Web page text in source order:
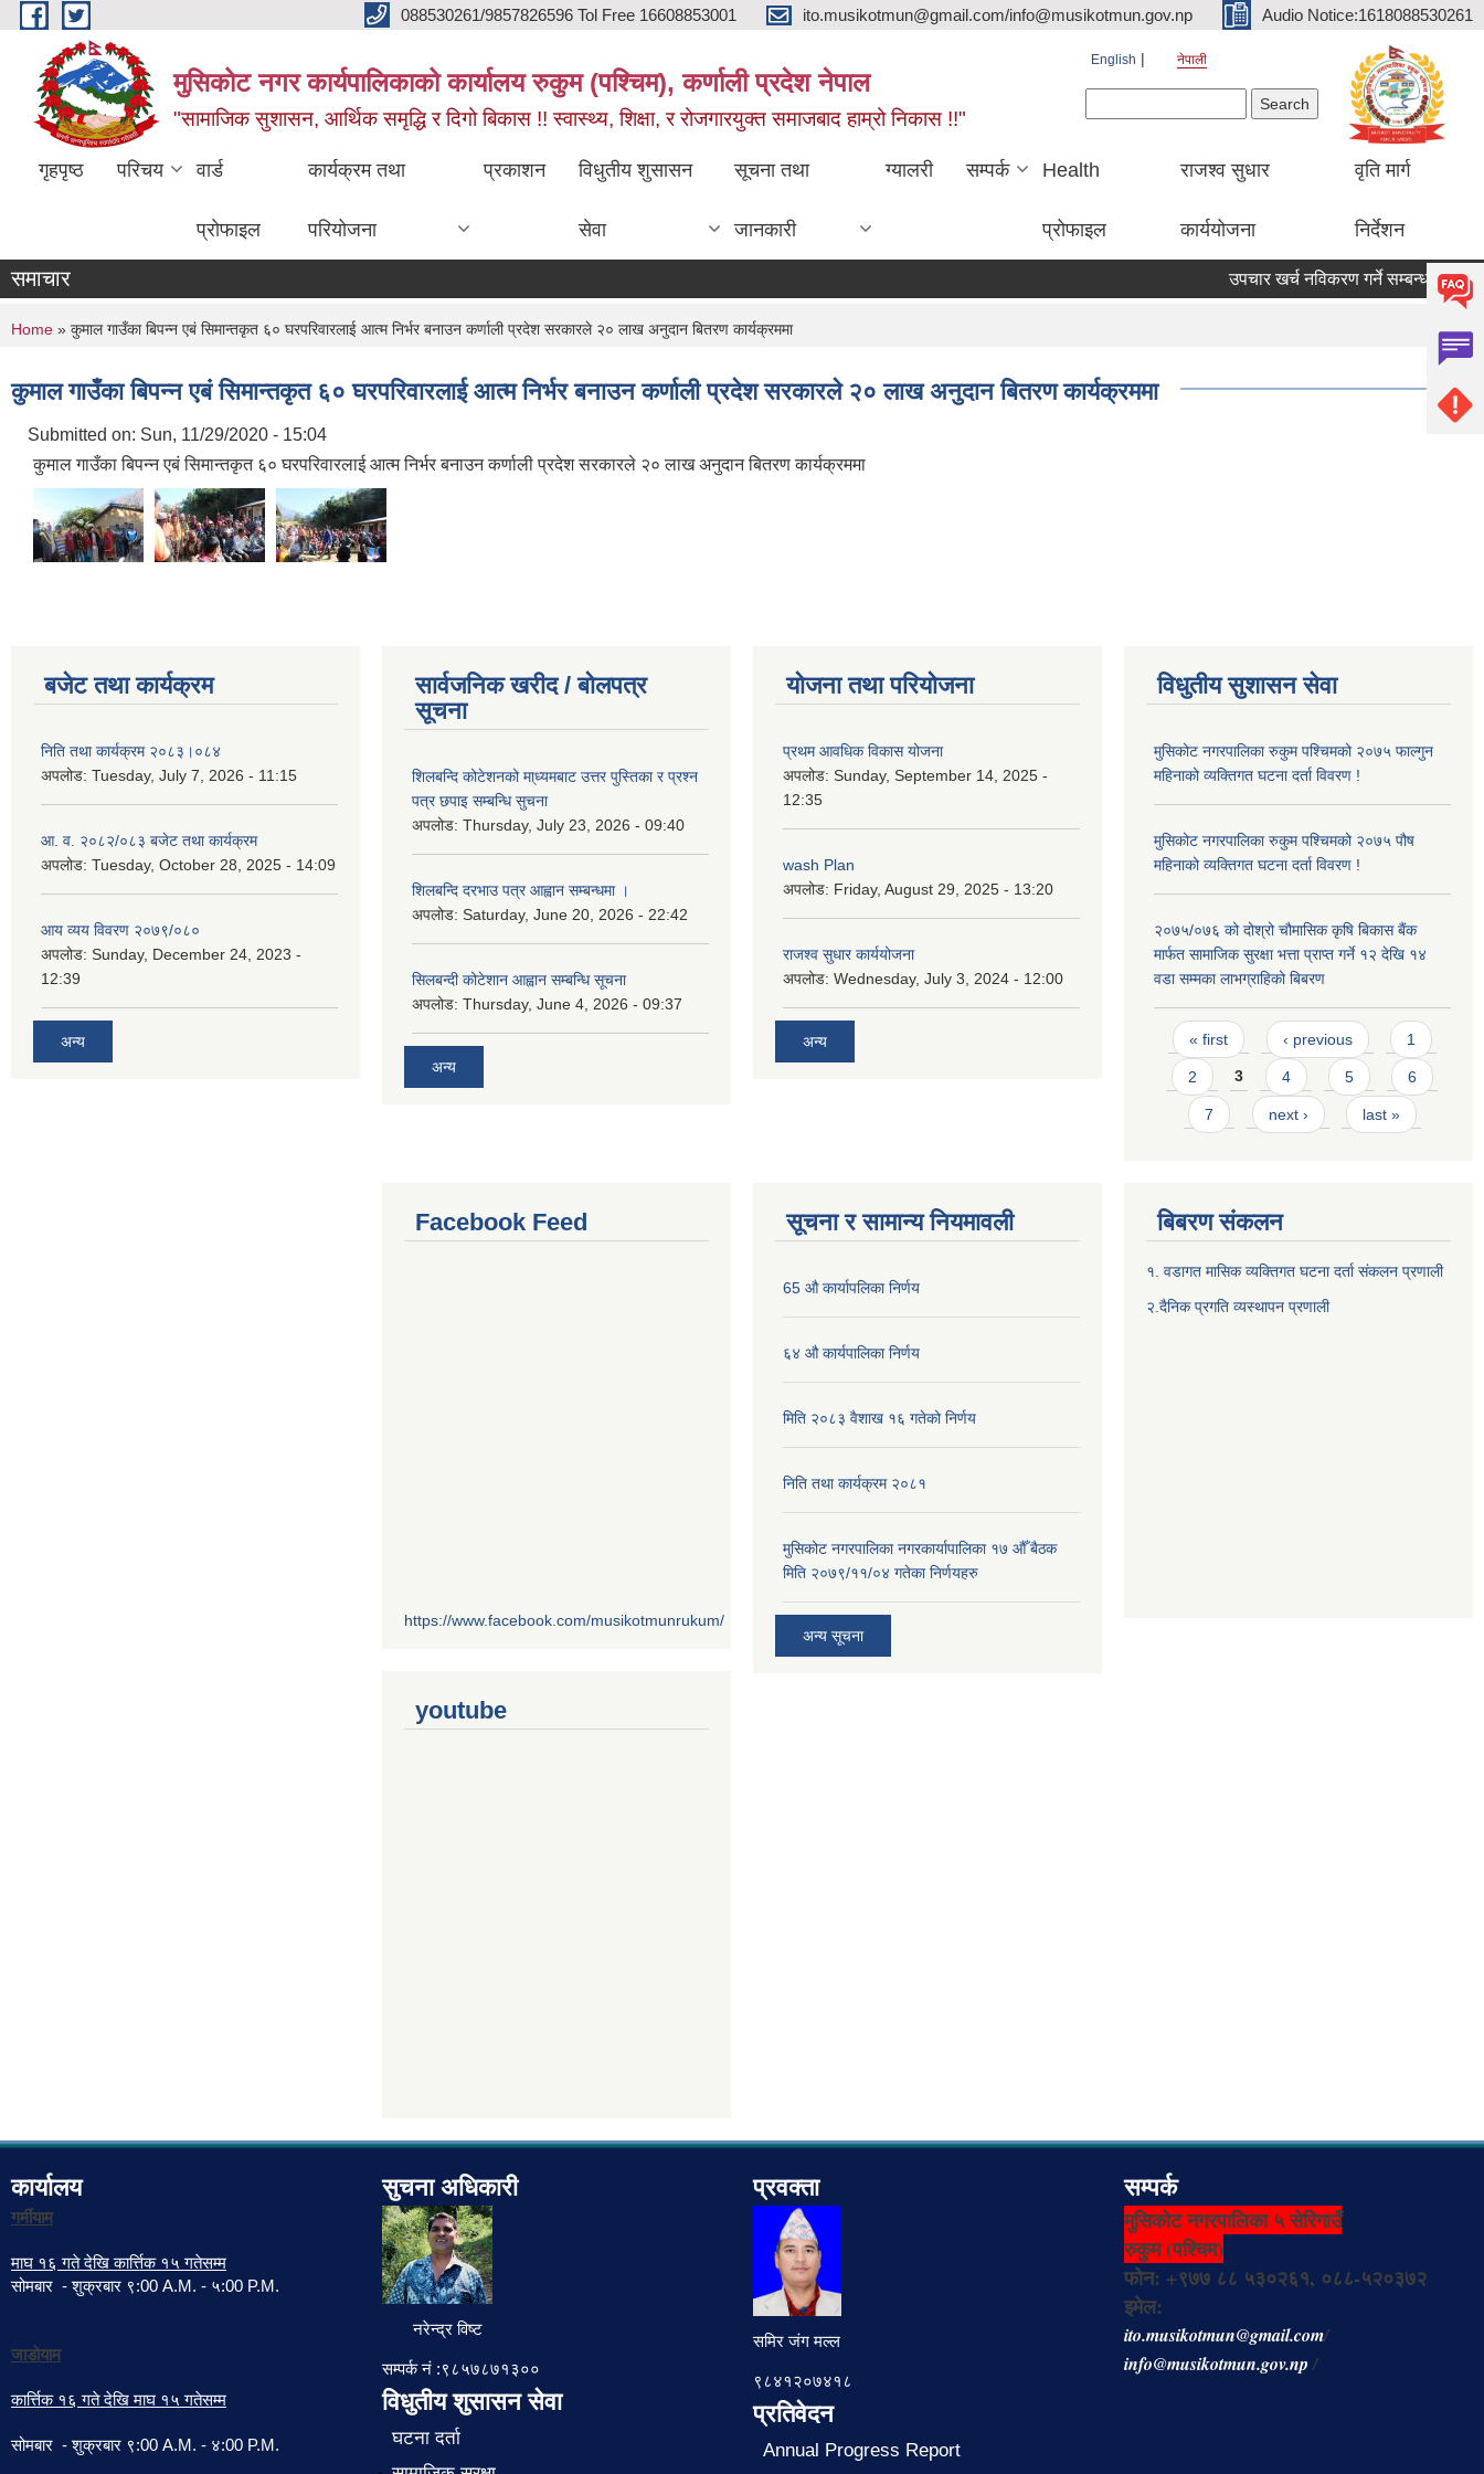
Skip to main content 088530261/9857826596 Tol Free 16608853001 ito.musikotmun@gmail.com/info@musikotmun.gov.np Audio Notice:1618088530261
मुसिकोट नगर कार्यपालिकाको कार्यालय रुकुम (पश्चिम), कर्णाली प्रदेश नेपाल
"सामाजिक सुशासन, आर्थिक समृद्धि र दिगो बिकास !! स्वास्थ्य, शिक्षा, र रोजगारयुक्त समाजबाद हाम्रो निकास !!"
English नेपाली
गृहपृष्ठ परिचय वार्ड
प्रोफाइल
कार्यक्रम तथा
परियोजना
प्रकाशन विधुतीय शुसासन
सेवा
सूचना तथा
जानकारी
ग्यालरी सम्पर्क Health
प्रोफाइल
राजश्व सुधार
कार्ययोजना
वृति मार्ग
निर्देशन
समाचार उपचार खर्च नविकरण गर्ने सम्बन्धमा
You are here
Home » कुमाल गाउँका बिपन्न एबं सिमान्तकृत ६० घरपरिवारलाई आत्म निर्भर बनाउन कर्णाली प्रदेश सरकारले २० लाख अनुदान बितरण कार्यक्रममा
कुमाल गाउँका बिपन्न एबं सिमान्तकृत ६० घरपरिवारलाई आत्म निर्भर बनाउन कर्णाली प्रदेश सरकारले २० लाख अनुदान बितरण कार्यक्रममा
Submitted on: Sun, 11/29/2020 - 15:04
कुमाल गाउँका बिपन्न एबं सिमान्तकृत ६० घरपरिवारलाई आत्म निर्भर बनाउन कर्णाली प्रदेश सरकारले २० लाख अनुदान बितरण कार्यक्रममा
बजेट तथा कार्यक्रम
निति तथा कार्यक्रम २०८३।०८४
अपलोड: Tuesday, July 7, 2026 - 11:15
आ. व. २०८२/०८३ बजेट तथा कार्यक्रम
अपलोड: Tuesday, October 28, 2025 - 14:09
आय व्यय विवरण २०७९/०८०
अपलोड: Sunday, December 24, 2023 -
12:39
अन्य
सार्वजनिक खरीद / बोलपत्र
सूचना
शिलबन्दि कोटेशनको मा्ध्यमबाट उत्तर पुस्तिका र प्रश्न
पत्र छपाइ सम्बन्धि सुचना
अपलोड: Thursday, July 23, 2026 - 09:40
शिलबन्दि दरभाउ पत्र आह्वान सम्बन्धमा ।
अपलोड: Saturday, June 20, 2026 - 22:42
सिलबन्दी कोटेशान आह्वान सम्बन्धि सूचना
अपलोड: Thursday, June 4, 2026 - 09:37
अन्य
योजना तथा परियोजना
प्रथम आवधिक विकास योजना
अपलोड: Sunday, September 14, 2025 -
12:35
wash Plan
अपलोड: Friday, August 29, 2025 - 13:20
राजश्व सुधार कार्ययोजना
अपलोड: Wednesday, July 3, 2024 - 12:00
अन्य
विधुतीय सुशासन सेवा
मुसिकोट नगरपालिका रुकुम पश्चिमको २०७५ फाल्गुन
महिनाको व्यक्तिगत घटना दर्ता विवरण !
मुसिकोट नगरपालिका रुकुम पश्चिमको २०७५ पौष
महिनाको व्यक्तिगत घटना दर्ता विवरण !
२०७५/०७६ को दोश्रो चौमासिक कृषि बिकास बैंक
मार्फत सामाजिक सुरक्षा भत्ता प्राप्त गर्ने १२ देखि १४
वडा सम्मका लाभग्राहिको बिबरण
Pages
« first ‹ previous 1
2 3 4 5 6
7 next › last »
Facebook Feed
https://www.facebook.com/musikotmunrukum/
youtube
सूचना र सामान्य नियमावली
65 औ कार्यापलिका निर्णय
६४ औ कार्यपालिका निर्णय
मिति २०८३ वैशाख १६ गतेको निर्णय
निति तथा कार्यक्रम २०८१
मुसिकोट नगरपालिका नगरकार्यापालिका १७ औँ बैठक
मिति २०७९/११/०४ गतेका निर्णयहरु
अन्य सूचना
बिबरण संकलन
१. वडागत मासिक व्यक्तिगत घटना दर्ता संकलन प्रणाली
२.दैनिक प्रगति व्यस्थापन प्रणाली
कार्यालय
गर्मीयाम
माघ १६ गते देखि कार्त्तिक १५ गतेसम्म
सोमबार - शुक्रबार ९:00 A.M. - ५:00 P.M.
जाडोयाम
कार्त्तिक १६ गते देखि माघ १५ गतेसम्म
सोमबार - शुक्रबार ९:00 A.M. - ४:00 P.M.
सुचना अधिकारी
नरेन्द्र विष्ट
सम्पर्क नं :९८५७८७१३००
विधुतीय शुसासन सेवा
घटना दर्ता
प्रवक्ता
समिर जंग मल्ल
९८४१२०७४१८
प्रतिवेदन
Annual Progress Report
सम्पर्क
मुसिकोट नगरपालिका ५ सेरिगाउँ
रुकुम (पश्चिम)
फोन: +९७७ ८८ ५३०२६१, ०८८-५२०३७२
इमेल:
ito.musikotmun@gmail.com/
info@musikotmun.gov.np/